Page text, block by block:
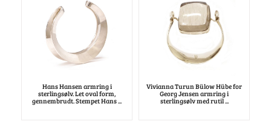
Hans Hansen armring i
sterlingsølv. Let oval form,
gennembrudt. Stempet Hans ...
Vivianna Turun Bülow Hübe for
Georg Jensen armring i
sterlingsølv med rutil ...